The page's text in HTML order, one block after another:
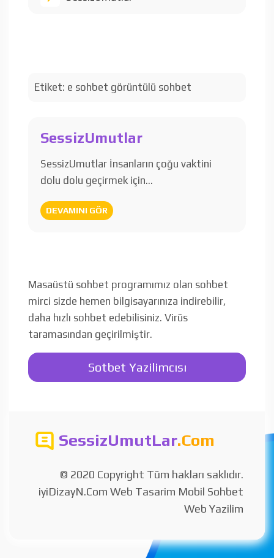
Etiket: e sohbet görüntülü sohbet
SessizUmutlar
SessizUmutlar İnsanların çoğu vaktini
dolu dolu geçirmek için…
DEVAMINI GÖR
Masaüstü sohbet programımız olan sohbet
mirci sizde hemen bilgisayarınıza indirebilir,
daha hızlı sohbet edebilisiniz. Virüs
taramasından geçirilmiştir.
Sotbet Yazilimcısı
SessizUmutLar.Com
© 2020 Copyright Tüm hakları saklıdır.
iyiDizayN.Com Web Tasarim Mobil Sohbet
Web Yazilim